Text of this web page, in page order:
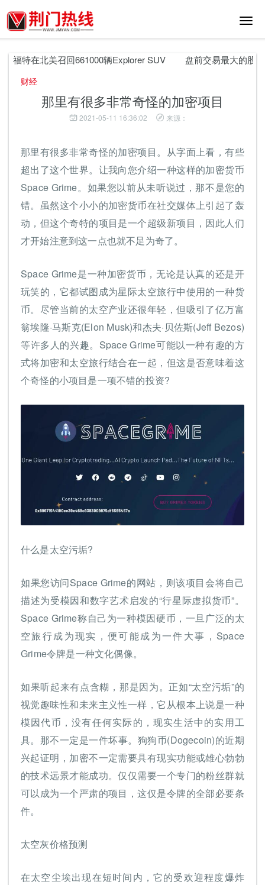
切
航
福特在北美召回661000辆Explorer SUV 盘前交易最大的股票
财经
那里有很多非常奇怪的加密项目
2021-05-11 16:36:02 来源：
那里有很多非常奇怪的加密项目。从字面上看，有些
超出了这个世界。让我向您介绍一种这样的加密货币
Space Grime。如果您以前从未听说过，那不是您的
错。虽然这个小小的加密货币在社交媒体上引起了轰
动，但这个奇特的项目是一个超级新项目，因此人们
才开始注意到这一点也就不足为奇了。
Space Grime是一种加密货币，无论是认真的还是开
玩笑的，它都试图成为星际太空旅行中使用的一种货
币。尽管当前的太空产业还很年轻，但吸引了亿万富
翁埃隆·马斯克(Elon Musk)和杰夫·贝佐斯(Jeff Bezos)
等许多人的兴趣。Space Grime可能以一种有趣的方
式将加密和太空旅行结合在一起，但这是否意味着这
个奇怪的小项目是一项不错的投资?
什么是太空污垢?
如果您访问Space Grime的网站，则该项目会将自己
描述为受模因和数字艺术启发的“行星际虚拟货币”。
Space Grime称自己为一种模因硬币，一旦广泛的太
空旅行成为现实，便可能成为一件大事，Space
Grime令牌是一种文化偶像。
如果听起来有点含糊，那是因为。正如“太空污垢”的
视觉趣味性和未来主义性一样，它从根本上说是一种
模因代币，没有任何实际的，现实生活中的实用工
具。那不一定是一件坏事。狗狗币(Dogecoin)的近期
兴起证明，加密不一定需要具有现实功能或雄心勃勃
的技术远景才能成功。仅仅需要一个专门的粉丝群就
可以成为一个严肃的项目，这仅是令牌的全部必要条
件。
太空灰价格预测
在太空尘埃出现在短时间内，它的受欢迎程度爆炸